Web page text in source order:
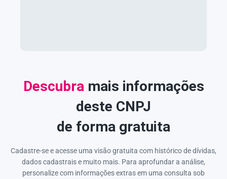
Descubra mais informações
deste CNPJ
de forma gratuita
Cadastre-se e acesse uma visão gratuita com histórico de dívidas,
dados cadastrais e muito mais. Para aprofundar a análise,
personalize com informações extras em uma consulta sob